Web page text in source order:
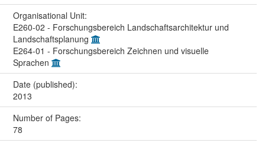
Organisational Unit:
E260-02 - Forschungsbereich Landschaftsarchitektur und
Landschaftsplanung
E264-01 - Forschungsbereich Zeichnen und visuelle
Sprachen
Date (published):
2013
Number of Pages:
78